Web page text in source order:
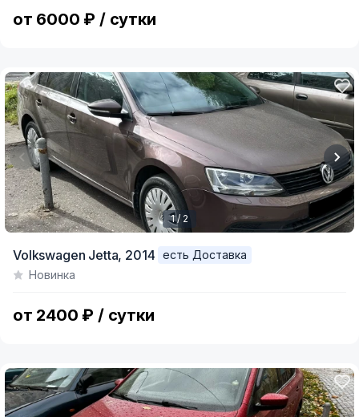
от 6000 ₽ / сутки
of
1 / 2
Volkswagen Jetta, 2014
есть Доставка
Новинка
от 2400 ₽ / сутки